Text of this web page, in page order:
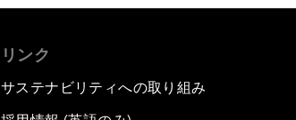
リンク
サステナビリティへの取り組み